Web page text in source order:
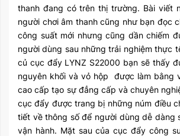
thanh đang có trên thị trường. Bài viết
người chơi âm thanh cũng như bạn đọc
công suất mới nhưng cũng dần chiếm
người dùng sau những trải nghiệm thực
củ cục đẩy LYNZ S22000 bạn sẽ thấy
nguyên khối và vỏ hộp được làm bằng
cao cấp tạo sự đẳng cấp và chuyên
cục đẩy được trang bị những núm điều
tiết về thông số để người dùng dễ dàng
vận hành. Mặt sau của cục đẩy công